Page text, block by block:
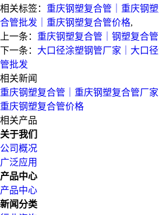
相关标签： 重庆钢塑复合管｜重庆钢
合管批发｜重庆钢塑复合管价格,
上一条： 重庆钢塑复合管｜钢塑复合
下一条： 大口径涂塑钢管厂家｜大口
管批发
相关新闻
重庆钢塑复合管｜重庆钢塑复合管厂
重庆钢塑复合管价格
相关产品
关于我们
公司概况
广泛应用
产品中心
产品中心
新闻分类